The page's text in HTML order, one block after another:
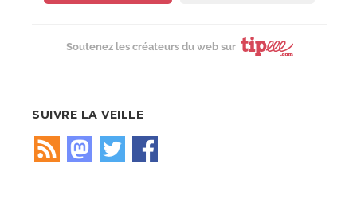
Soutenez les créateurs du web sur
SUIVRE LA VEILLE